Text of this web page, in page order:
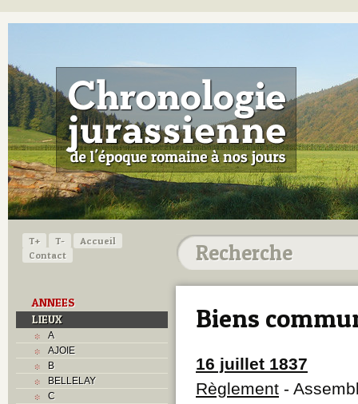
T+ T-
Accueil
Contact
ANNEES
LIEUX
A
AJOIE
B
BELLELAY
C
Biens
16 juillet 1837
Règlement -